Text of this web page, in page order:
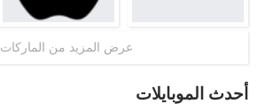
عرض المزيد من الماركات
أحدث الموبايلات